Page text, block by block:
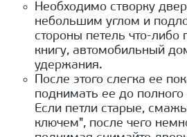
Необходимо створку
небольшим углом и
стороны петель что-
книгу, автомобильный
удержания.
После этого слегка ее
поднимать ее до полного
Если петли старые,
ключем", после чего